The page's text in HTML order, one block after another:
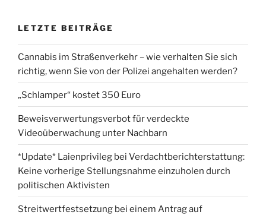
LETZTE BEITRÄGE
Cannabis im Straßenverkehr – wie verhalten Sie sich
richtig, wenn Sie von der Polizei angehalten werden?
„Schlamper“ kostet 350 Euro
Beweisverwertungsverbot für verdeckte
Videoüberwachung unter Nachbarn
*Update* Laienprivileg bei Verdachtberichterstattung:
Keine vorherige Stellungsnahme einzuholen durch
politischen Aktivisten
Streitwertfestsetzung bei einem Antrag auf